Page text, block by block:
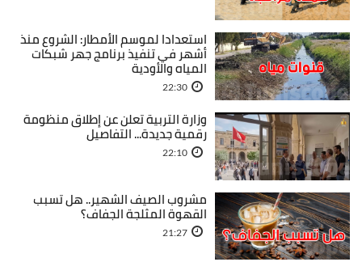
استعدادا لموسم الأمطار: الشروع منذ
أشهر في تنفيذ برنامج جهر شبكات
المياه والأودية
22:30
وزارة التربية تعلن عن إطلاق منظومة
رقمية جديدة... التفاصيل
22:10
مشروب الصيف الشهير.. هل تسبب
القهوة المثلجة الجفاف؟
21:27